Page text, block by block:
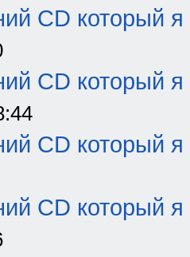
CD который я
CD который я
CD который я
CD который я